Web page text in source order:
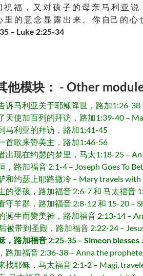
祝 福 ， 又 对 孩 子 的 母 亲 马 利 亚
里 的 意 念 显 露 出 来 。 你 自己 的 心
– Luke 2:25-34
他模块： - Other
诉马利亚关于耶稣降世，路加1:26-38
天使加百列的拜访，路加1:39-40 –
马利亚的拜访，路加1:41-45
首歌来赞美主，路加1:46-56
出现在约瑟的梦里，马太1:18-25 –
，路加福音 2:1-4 – Joseph Goes To
和约瑟上耶路撒冷 – Mary travels with
的婴孩，路加福音 2:6-7 和 马太福音
守羊群，路加福音 2:8-12 和 15-20 –
诞生而赞美神，路加福音 2:13-14 –
被带到圣殿，路加福音 2:22-24 –
，路加福音 2:25-35 – Simeon blesses
路加福音 2:36-38 – Anna the
找耶稣，马太福音 2:1-2 – Magi,